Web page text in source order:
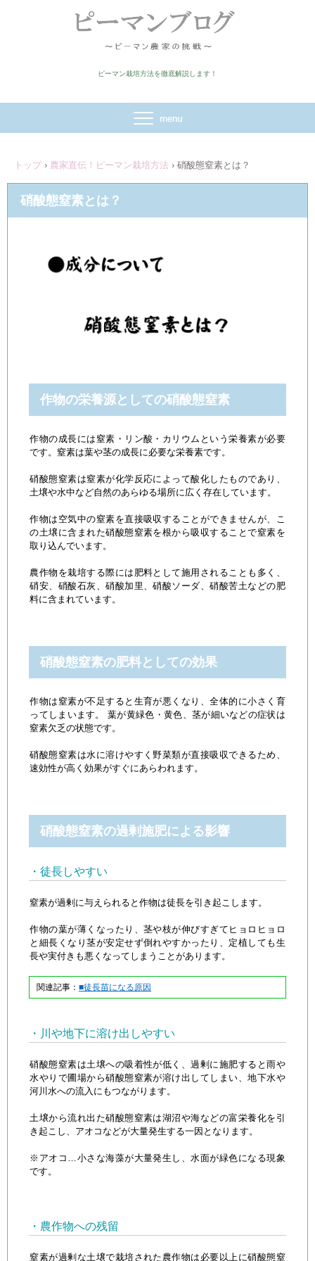
ピーマン栽培方法を徹底解説します！
トップ › 農家直伝！ピーマン栽培方法 › 硝酸態窒素とは？
硝酸態窒素とは？
作物の栄養源としての硝酸態窒素
作物の成長には窒素・リン酸・カリウムという栄養素が必要
です。窒素は葉や茎の成長に必要な栄養素です。
硝酸態窒素は窒素が化学反応によって酸化したものであり、
土壌や水中など自然のあらゆる場所に広く存在しています。
作物は空気中の窒素を直接吸収することができませんが、こ
の土壌に含まれた硝酸態窒素を根から吸収することで窒素を
取り込んでいます。
農作物を栽培する際には肥料として施用されることも多く、
硝安、硝酸石灰、硝酸加里、硝酸ソーダ、硝酸苦土などの肥
料に含まれています。
硝酸態窒素の肥料としての効果
作物は窒素が不足すると生育が悪くなり、全体的に小さく育
ってしまいます。 葉が黄緑色・黄色、茎が細いなどの症状は
窒素欠乏の状態です。
硝酸態窒素は水に溶けやすく野菜類が直接吸収できるため、
速効性が高く効果がすぐにあらわれます。
硝酸態窒素の過剰施肥による影響
・徒長しやすい
窒素が過剰に与えられると作物は徒長を引き起こします。
作物の葉が薄くなったり、茎や枝が伸びすぎてヒョロヒョロ
と細長くなり茎が安定せず倒れやすかったり、定植しても生
長や実付きも悪くなってしまうことがあります。
関連記事： ■徒長苗になる原因
・川や地下に溶け出しやすい
硝酸態窒素は土壌への吸着性が低く、過剰に施肥すると雨や
水やりで圃場から硝酸態窒素が溶け出してしまい、地下水や
河川水への流入にもつながります。
土壌から流れ出た硝酸態窒素は湖沼や海などの富栄養化を引
き起こし、アオコなどが大量発生する一因となります。
※アオコ…小さな海藻が大量発生し、水面が緑色になる現象
です。
・農作物への残留
窒素が過剰な土壌で栽培された農作物は必要以上に硝酸態窒